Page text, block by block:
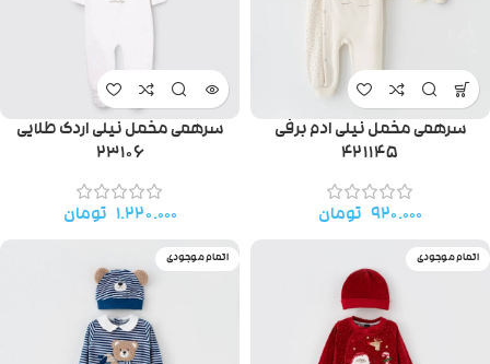
سرهمی مخمل نیلی ادم برفی
۴۲۱۱۴۵
۹۲۰.۰۰۰ تومان
سرهمی مخمل نیلی اردک طلایی
۲۳۱۰۶
۱.۲۲۰.۰۰۰ تومان
اتمام موجودی اتمام موجودی